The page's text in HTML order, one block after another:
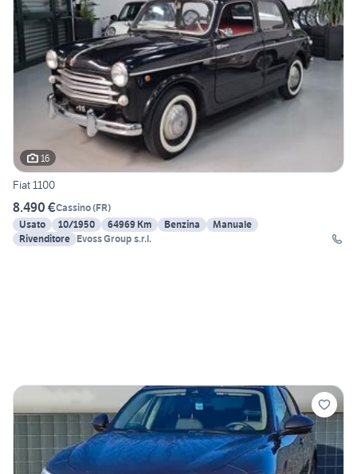
16
Fiat 1100
8.490 €Cassino(FR)
Usato
10/1950 64969 Km Benzina
Manuale
Rivenditore Evoss Group s.r.l.